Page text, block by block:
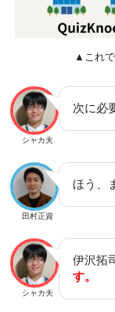
▲これで
シャカ夫
次に必
田村正資
ほう、
シャカ夫
伊沢拓
す。